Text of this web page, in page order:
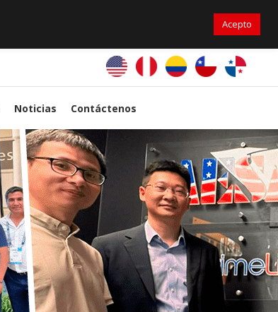
ventas@primelines-hvac.cl
Noticias Contáctenos
Acepto